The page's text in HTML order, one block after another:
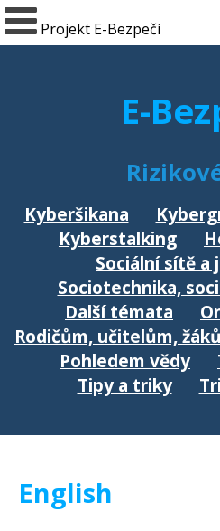
Projekt E-Bezpečí
E-
Kyberšikana
Kyberstalking
Sociální sítě a
Sociotechnika,
Další témata
Rodičům, učitelům,
Pohledem vědy
Tipy a triky
English